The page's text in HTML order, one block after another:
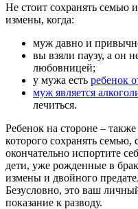
Не стоит сохранять семью
измены, когда:
муж давно и
вы взяли паузу, а он
любовницей;
у мужа есть ребенок
муж является
лечиться.
Ребенок на стороне –
которого сохранять семью,
окончательно испортите
дети, уже рожденные в
измены и двойного
Безусловно, это ваш
показание к разводу.